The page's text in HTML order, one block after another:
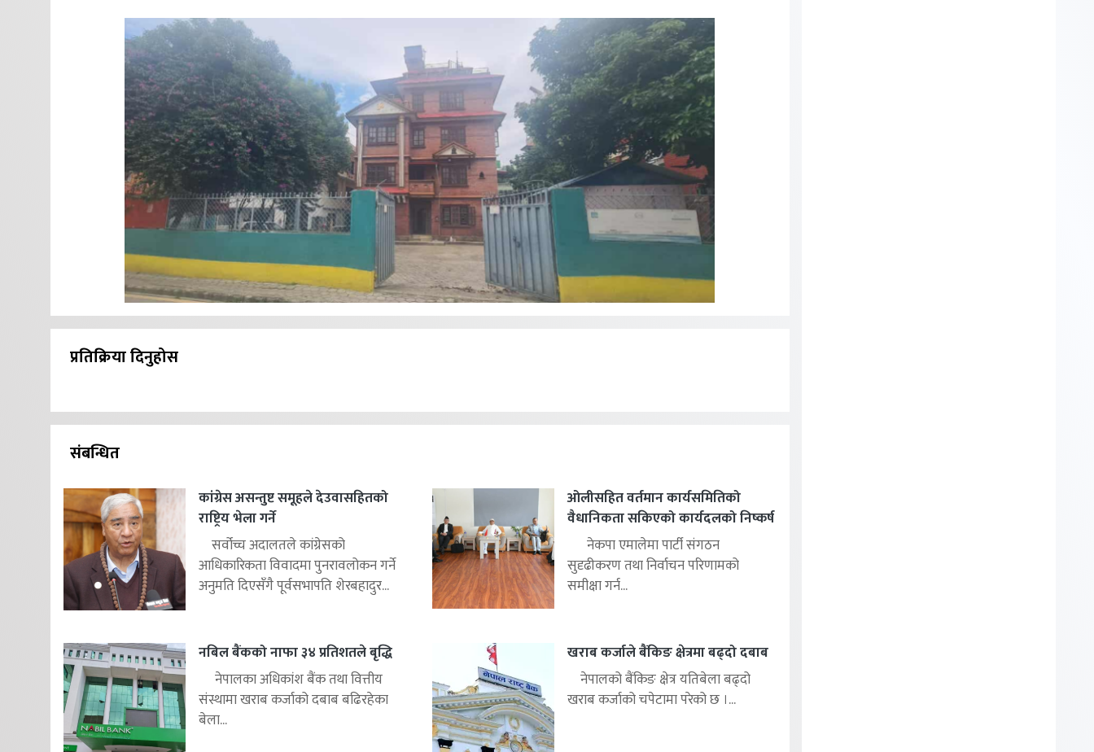
प्रतिक्रिया दिनुहोस
संबन्धित
कांग्रेस असन्तुष्ट समूहले देउवासहितको
राष्ट्रिय भेला गर्ने
सर्वोच्च अदालतले कांग्रेसको
आधिकारिकता विवादमा पुनरावलोकन गर्ने
अनुमति दिएसँगै पूर्वसभापति शेरबहादुर...
ओलीसहित वर्तमान कार्यसमितिको
वैधानिकता सकिएको कार्यदलको निष्कर्ष
नेकपा एमालेमा पार्टी संगठन
सुदृढीकरण तथा निर्वाचन परिणामको
समीक्षा गर्न...
नबिल बैंकको नाफा ३४ प्रतिशतले बृद्धि
नेपालका अधिकांश बैंक तथा वित्तीय
संस्थामा खराब कर्जाको दबाब बढिरहेका
बेला...
खराब कर्जाले बैंकिङ क्षेत्रमा बढ्दो दबाब
नेपालको बैंकिङ क्षेत्र यतिबेला बढ्दो
खराब कर्जाको चपेटामा परेको छ ।...